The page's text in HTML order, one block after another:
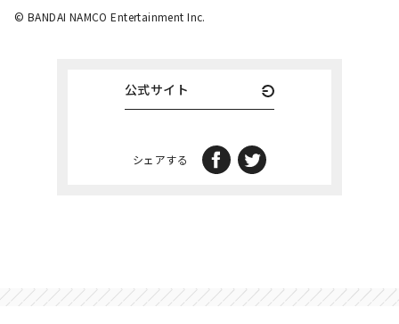
©︎ BANDAI NAMCO Entertainment Inc.
公式サイト
シェアする